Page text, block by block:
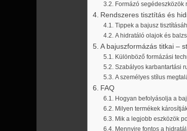
Formázó segédeszközök
Rendszeres tisztítás és
Tippek a bajusz
A hidratáló olajok és
A bajuszformázás titkai –
Különböző formázási
Szabályos karbantartási
A személyes stílus
FAQ
Hogyan befolyásolja a
Milyen termékek
Mik a legjobb eszközök
Mennyire fontos a